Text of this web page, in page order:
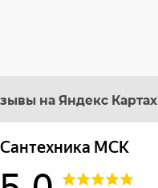
на Яндекс Картах